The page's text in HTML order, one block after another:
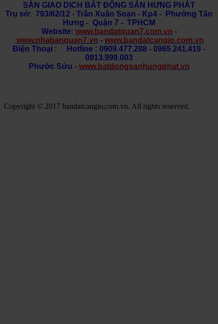
SÀN GIAO DỊCH BẤT ĐỘNG SẢN HƯNG PHÁT
Trụ sở: 793/62/12 - Trần Xuân Soạn - Kp4 - Phường Tân
Hưng - Quận 7 - TPHCM
Website: www.bandatquan7.com.vn -
www.nhabanquan7.vn - www.bandatcangio.com.vn
Điện Thoại : Hotline : 0909.477.288 - 0965.241.419 -
0913.999.003
Phước Sửu - www.batdongsanhungphat.vn
Copyright © 2017 bandatcangio,com.vn. All rights reserved.